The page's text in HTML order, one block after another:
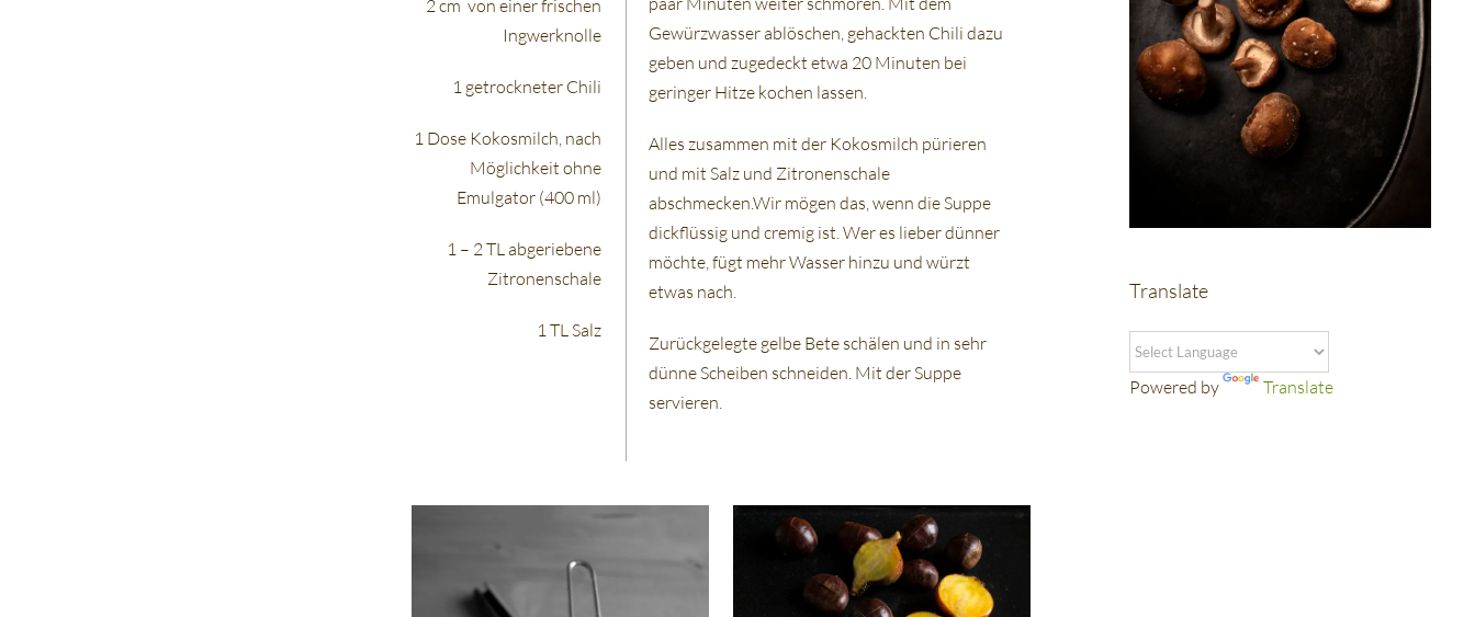
2 cm von einer frischen
Ingwerknolle
1 getrockneter Chili
1 Dose Kokosmilch, nach
Möglichkeit ohne
Emulgator (400 ml)
1 – 2 TL abgeriebene
Zitronenschale
1 TL Salz
Gewürzwasser ablöschen, gehackten Chili dazu
geben und zugedeckt etwa 20 Minuten bei
geringer Hitze kochen lassen.
Alles zusammen mit der Kokosmilch pürieren
und mit Salz und Zitronenschale
abschmecken.Wir mögen das, wenn die Suppe
dickflüssig und cremig ist. Wer es lieber dünner
möchte, fügt mehr Wasser hinzu und würzt
etwas nach.
Zurückgelegte gelbe Bete schälen und in sehr
dünne Scheiben schneiden. Mit der Suppe
servieren.
Translate
Powered by Translate